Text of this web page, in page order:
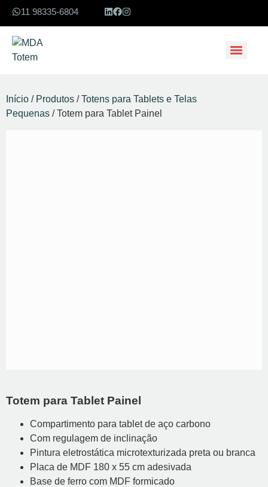
11 98335-6804
Início / Produtos /Totens para Tablets e Telas
Pequenas / Totem para Tablet Painel
Totem para Tablet Painel
Compartimento para tablet de aço carbono
Com regulagem de inclinação
Pintura eletrostática microtexturizada preta ou branca
Placa de MDF 180 x 55 cm adesivada
Base de ferro com MDF formicado